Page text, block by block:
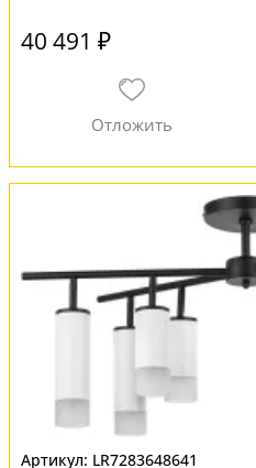
40 491 ₽
LR7283648641